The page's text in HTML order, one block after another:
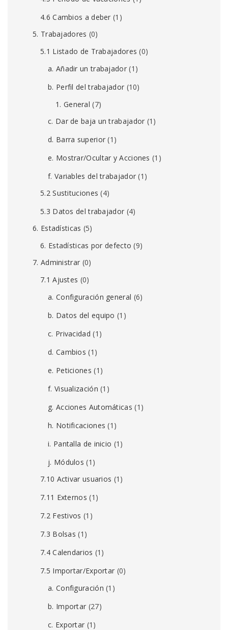
4.6 Cambios a deber (1)
5. Trabajadores (0)
5.1 Listado de Trabajadores (0)
a. Añadir un trabajador(1)
b. Perfil del trabajador (10)
1. General (7)
c. Dar de baja un trabajador (1)
d. Barra superior (1)
e. Mostrar/Ocultar y Acciones (1)
f. Variables del trabajador (1)
5.2 Sustituciones (4)
5.3 Datos del trabajador (4)
6. Estadísticas (5)
6. Estadísticas por defecto (9)
7. Administrar (0)
7.1 Ajustes (0)
a. Configuración general (6)
b. Datos del equipo (1)
c. Privacidad (1)
d. Cambios (1)
e. Peticiones (1)
f. Visualización (1)
g. Acciones Automáticas (1)
h. Notificaciones (1)
i. Pantalla de inicio (1)
j. Módulos (1)
7.10 Activar usuarios (1)
7.11 Externos (1)
7.2 Festivos (1)
7.3 Bolsas (1)
7.4 Calendarios (1)
7.5 Importar/Exportar (0)
a. Configuración (1)
b. Importar (27)
c. Exportar (1)